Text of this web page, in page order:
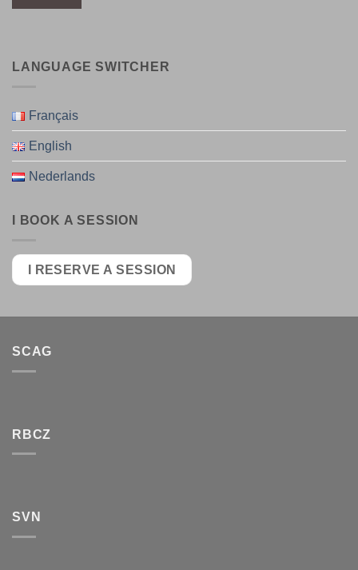
LANGUAGE SWITCHER
Français
English
Nederlands
I BOOK A SESSION
I RESERVE A SESSION
SCAG
RBCZ
SVN